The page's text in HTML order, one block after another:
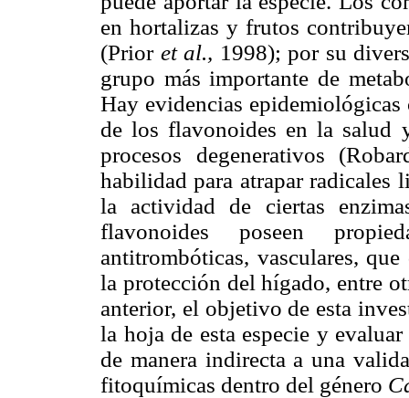
en hortalizas y frutos
(Prior et al., 1998); por su
grupo más importante de
Hay evidencias
de los flavonoides en la salud
procesos degenerativos
habilidad para atrapar radicales
la actividad de ciertas
flavonoides poseen
antitrombóticas, vasculares,
la protección del hígado, entre
anterior, el objetivo de esta
la hoja de esta especie y
de manera indirecta a una
fitoquímicas dentro del género